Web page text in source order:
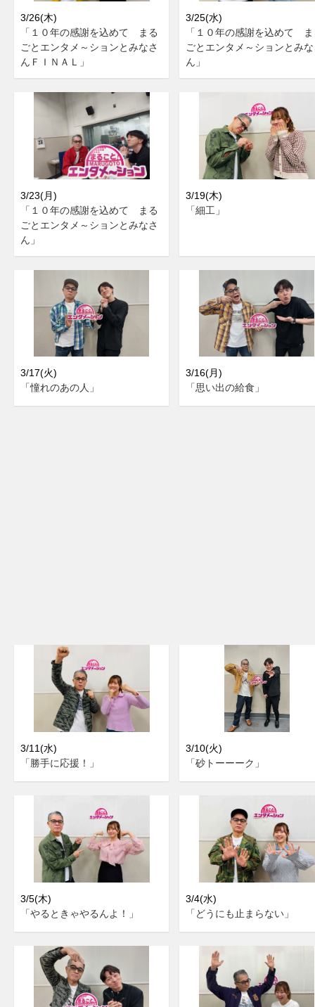
3/26(木)
「１０年の感謝を込めて まる
ごとエンタメ～ションとみなさ
んＦＩＮＡＬ」
3/25(水)
「１０年の感謝を込めて
ごとエンタメ～ションとみ
ん」
3/23(月)
「１０年の感謝を込めて まる
ごとエンタメ～ションとみなさ
ん」
3/19(木)
「細工」
3/17(火)
「憧れのあの人」
3/16(月)
「思い出の給食」
3/11(水)
「勝手に応援！」
3/10(火)
「砂トーーーク」
3/5(木)
「やるときゃやるんよ！」
3/4(水)
「どうにも止まらない」